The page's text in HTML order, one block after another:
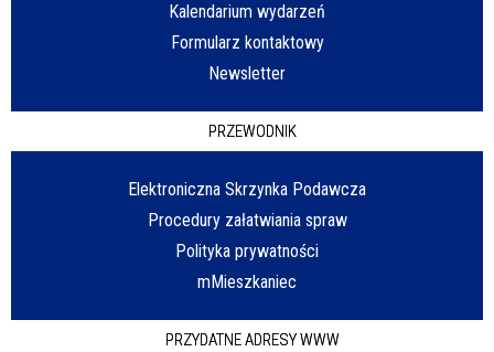
Kalendarium wydarzeń
Formularz kontaktowy
Newsletter
PRZEWODNIK
Elektroniczna Skrzynka Podawcza
Procedury załatwiania spraw
Polityka prywatności
mMieszkaniec
PRZYDATNE ADRESY WWW